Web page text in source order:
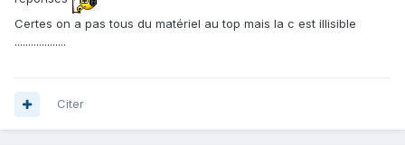
Certes on a pas tous du matériel au top mais la c est illisible
...................
Citer